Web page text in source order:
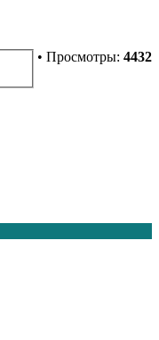
• Просмотры: 4432